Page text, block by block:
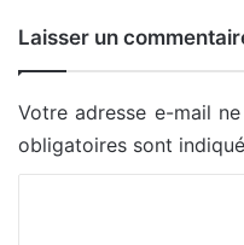
Laisser un
Votre adresse e-mail
obligatoires sont